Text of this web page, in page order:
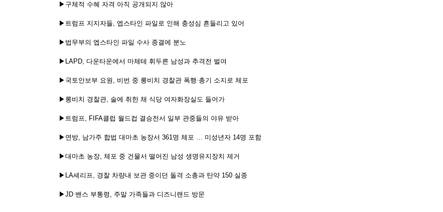
▶구체적 수혜 자격 아직 공개되지 않아
▶트럼프 지지자들, 엡스타인 파일로 인해 충성심 흔들리고 있어
▶법무부의 엡스타인 파일 수사 종결에 분노
▶ LAPD, 다운타운에서 마체테 휘두른 남성과 추격전 벌여
▶국토안보부 요원 , 비번 중 롱비치 경찰관 폭행·총기 소지로 체포
▶롱비치 경찰관, 술에 취한 채 식당 여자화장실도 들어가
▶트럼프, FIFA클럽 월드컵 결승전서 일부 관중들의 야유 받아
▶연방, 남가주 합법 대마초 농장서 361명 체포 … 미성년자 14명 포함
▶대마초 농장, 체포 중 건물서 떨어진 남성 생명유지장치 제거
▶ LA셰리프, 경찰 차량내 보관 중이던 돌격 소총과 탄약 150 실종
▶JD 밴스 부통령 , 주말 가족들과 디즈니랜드 방문